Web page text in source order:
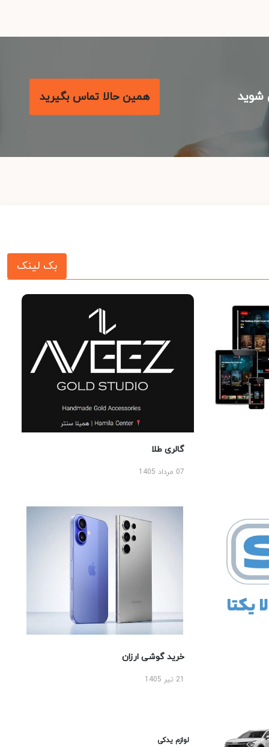
همین حالا تماس بگیرید
بک لینک
گالری طلا
07 مرداد 1405
خرید گوشی ارزان
لوازم یدکی